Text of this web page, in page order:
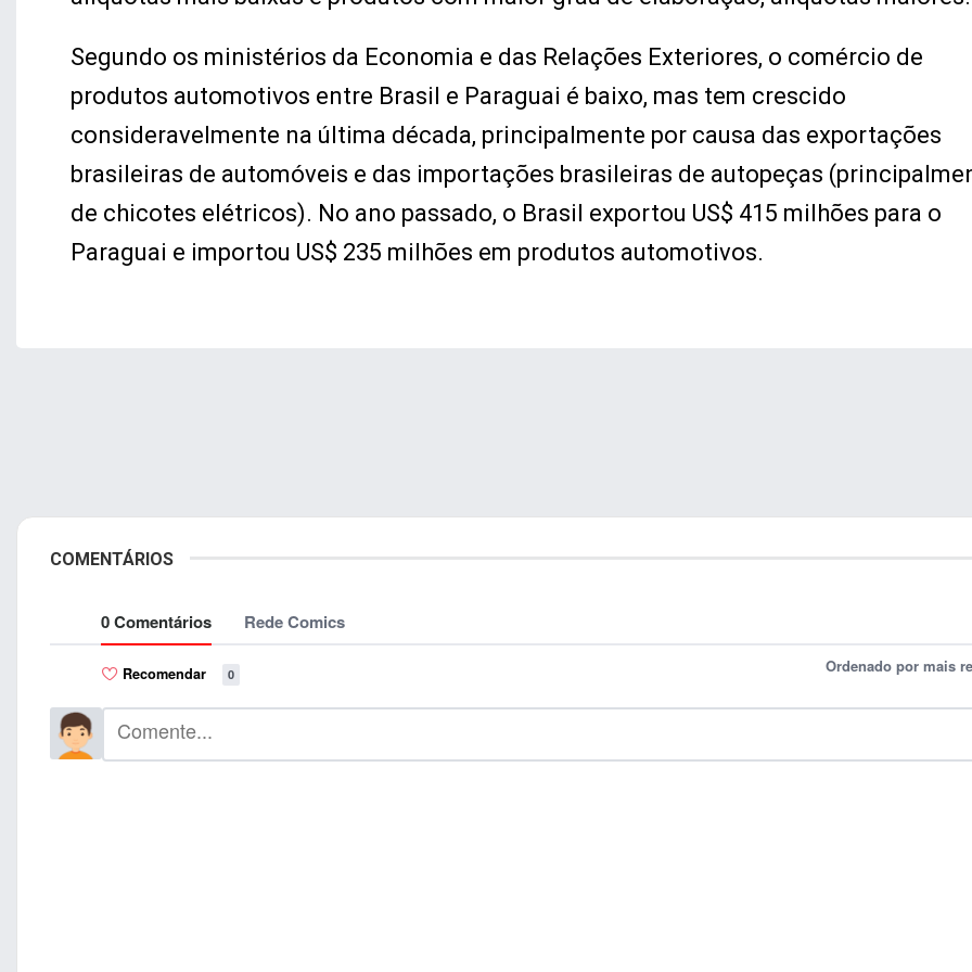
Segundo os ministérios da Economia e das Relações Exteriores, o comércio de
produtos automotivos entre Brasil e Paraguai é baixo, mas tem crescido
consideravelmente na última década, principalmente por causa das exportações
brasileiras de automóveis e das importações brasileiras de autopeças
de chicotes elétricos). No ano passado, o Brasil exportou US$ 415 milhões para o
Paraguai e importou US$ 235 milhões em produtos automotivos.
COMENTÁRIOS